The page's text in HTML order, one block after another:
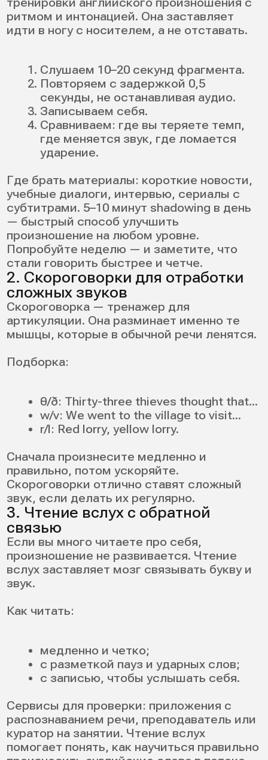
языковые клубы,
тандемы,
репетитор,
куратор в школе.
лучше хотя бы раз в неделю получать
комментарии от человека, который
слышит ошибки. Приходите в
разговорный клуб английского языка —
здесь мягко исправляют и не дают
застыть на месте.
10. Видео с разбором
произношения: что смотреть
Видео полезнее учебника, потому что вы
Как смотреть с пользой:
пауза;
повтор;
запись;
сравнение.
Выбирайте каналы, где объясняют
положение языка и дают примеры слов и
фраз на английском. Так вы быстрее
настраиваете артикуляцию и начинаете
звучать увереннее.
11. Как тренировать
произношение на английском
дома самостоятельно
или вечер. Она построена так, чтобы вы не
успели заскучать:
3 минуты: разогрев артикуляции
(губы/язык, 2–3 сложных звука).
5 минут: shadowing с коротким
фрагментом.
4 минуты: минимальные пары или
3 минуты: одно новое слово из
словаря + 2 предложения с ним.
Сделайте трекер привычек: отмечайте
дни и тему (звук, интонация, ударение).
Это дает дисциплину и видимый рост.
Регулярная тренировка дома дает эффект
быстрее, чем редкие долгие занятия.
12. Когда нужен наставник:
признаки, что вы застряли
Иногда вы делаете все правильно, но
прогресса не слышно — это плато. Свои
ошибки слышать трудно, а чужие — легко.
есть страх говорить даже на
знакомые темы;
повторяете ошибки из месяца в
месяц.
Наставник нужен не всем, но он ускоряет
результат, когда вы уперлись. Попробуйте
индивидуальные и групповые занятия по
английскому языку— пройдите
диагностику и получите план под ваш
уровень.